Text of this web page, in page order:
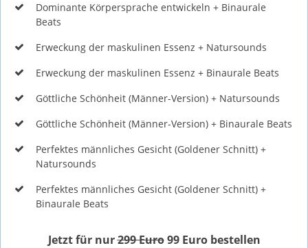
Dominante Körpersprache entwickeln + Binaurale
Beats
Erweckung der maskulinen Essenz + Natursounds
Erweckung der maskulinen Essenz + Binaurale Beats
Göttliche Schönheit (Männer-Version) + Natursounds
Göttliche Schönheit (Männer-Version) + Binaurale Beats
Perfektes männliches Gesicht (Goldener Schnitt) +
Natursounds
Perfektes männliches Gesicht (Goldener Schnitt) +
Binaurale Beats
Jetzt für nur299 Euro99 Euro bestellen